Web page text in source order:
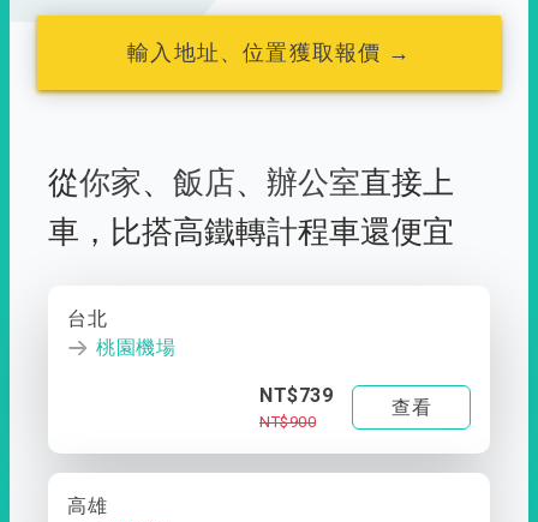
輸入地址、位置獲取報價 →
從你家、 飯店、 辦公室直接上
車， 比搭高鐵轉計程車還便宜
台北
桃園機場
NT$739
NT$900
查看
高雄